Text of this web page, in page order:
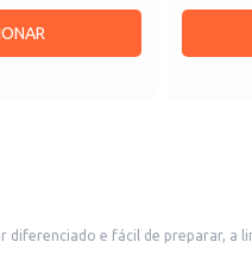
diferenciado e fácil de preparar, a